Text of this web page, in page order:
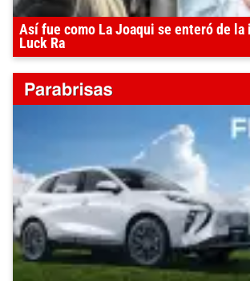
Así fue como La Joaqui se enteró de
Luck Ra